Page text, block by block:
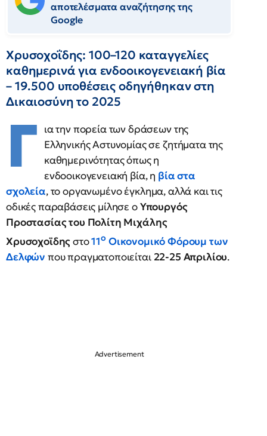
αποτελέσματα αναζήτησης της
Google
Χρυσοχοΐδης: 100–120 καταγγελίες
καθημερινά για ενδοοικογενειακή βία
– 19.500 υποθέσεις οδηγήθηκαν στη
Δικαιοσύνη το 2025
Γ ια την πορεία των δράσεων της
Ελληνικής Αστυνομίας σε ζητήματα της
καθημερινότητας όπως η
ενδοοικογενειακή βία, η βία στα
σχολεία, το οργανωμένο έγκλημα, αλλά και τις
οδικές παραβάσεις μίλησε οΥπουργός
Προστασίας του Πολίτη Μιχάλης
Χρυσοχοϊδηςστο11οΟικονομικό Φόρουμ των
Δελφών που πραγματοποιείται 22-25 Απριλίου.